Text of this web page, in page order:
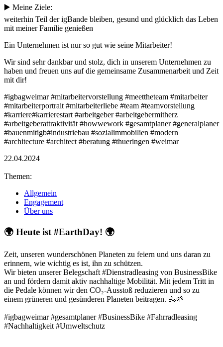
▶️ Meine Ziele:
weiterhin Teil der igBande bleiben, gesund und glücklich das Leben
mit meiner Familie genießen
Ein Unternehmen ist nur so gut wie seine Mitarbeiter!
Wir sind sehr dankbar und stolz, dich in unserem Unternehmen zu
haben und freuen uns auf die gemeinsame Zusammenarbeit und Zeit
mit dir!
#igbagweimar #mitarbeitervorstellung #meettheteam #mitarbeiter
#mitarbeiterportrait #mitarbeiterliebe #team #teamvorstellung
#karriere#karrierestart #arbeitgeber #arbeitgebermitherz
#arbeitgeberattraktivität #howwework #gesamtplaner #generalplaner
#bauenmitigb#industriebau #sozialimmobilien #modern
#architecture #architect #beratung #thueringen #weimar
22.04.2024
Themen:
Allgemein
Engagement
Über uns
🌍️ Heute ist #EarthDay! 🌍️
Zeit, unseren wunderschönen Planeten zu feiern und uns daran zu
erinnern, wie wichtig es ist, ihn zu schützen.
Wir bieten unserer Belegschaft #Dienstradleasing von BusinessBike
an und fördern damit aktiv nachhaltige Mobilität. Mit jedem Tritt in
die Pedale können wir den CO₂-Ausstoß reduzieren und so zu
einem grüneren und gesünderen Planeten beitragen. 🚴🌱
#igbagweimar #gesamtplaner #BusinessBike #Fahrradleasing
#Nachhaltigkeit #Umweltschutz